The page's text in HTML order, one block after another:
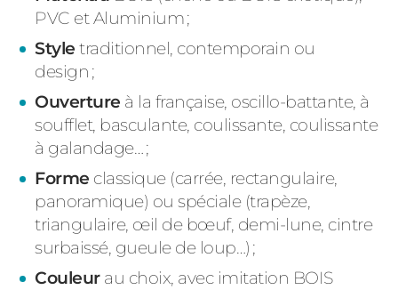
PVC et Aluminium;
Styletraditionnel, contemporain ou
design ;
Ouverture à la française, oscillo-battante, à
soufflet, basculante, coulissante, coulissante
à galandage… ;
Forme classique (carrée, rectangulaire,
panoramique) ou spéciale (trapèze,
triangulaire, œil de bœuf, demi-lune, cintre
surbaissé, gueule de loup…) ;
Couleurau choix, avec imitation BOIS